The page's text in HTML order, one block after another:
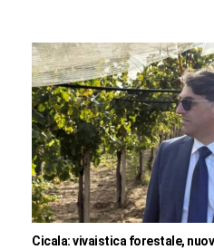
Cicala: vivaistica forestale,